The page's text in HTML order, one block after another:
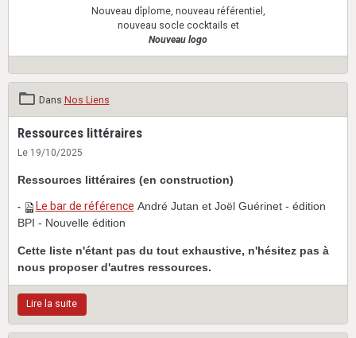
Nouveau dîplome, nouveau référentiel,
nouveau socle cocktails et
Nouveau logo
Dans Nos Liens
Ressources littéraires
Le 19/10/2025
Ressources littéraires (en construction)
- Le bar de référence André Jutan et Joël Guérinet - édition
BPI - Nouvelle édition
Cette liste n'étant pas du tout exhaustive, n'hésitez pas à
nous proposer d'autres ressources.
Lire la suite